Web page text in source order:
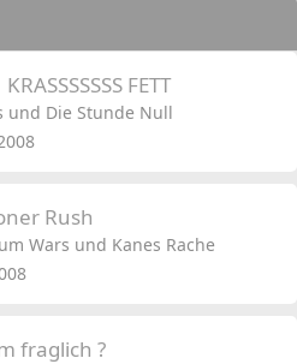
FETT
und Die Stunde Null
Rush
Wars und Kanes Rache
fraglich ?